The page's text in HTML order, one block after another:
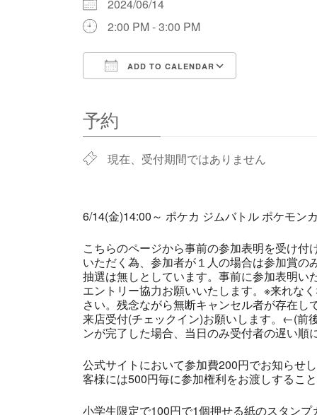
2024/06/14
2:00 PM - 3:00 PM
ADD TO CALENDAR
予約
現在、受付期間ではありません
6/14(金)14:00～ ポケカ ジムバトル ポケモン
こちらのページから事前の参加表明を受け
いただく為、参加者が１人の場合は参加賞
抽選は無しとしています。事前に参加表明
エントリー協力お願いいたします。※来れな
さい。残念ながら無断キャンセル者が存在
来店受付(チェックイン)お願いします。←(前
ンが完了した場合、当日のみ受付者の遅い順
公式サイトにおいて参加費200円でお知らせ
客様には500円毎に参加権利をお渡しするこ
小学生限定で100円で1個押せる紙のスタン